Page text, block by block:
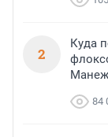
2
Куда
84